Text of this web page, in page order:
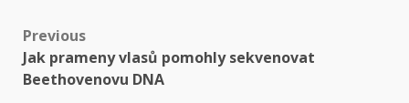
Post
navigation
Previous
Jak prameny vlasů pomohly sekvenovat
Beethovenovu DNA